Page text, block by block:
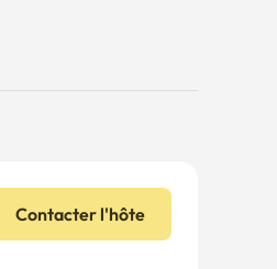
Contacter l'hôte